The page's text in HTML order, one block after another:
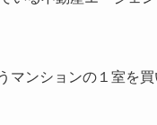
マンションの１室を